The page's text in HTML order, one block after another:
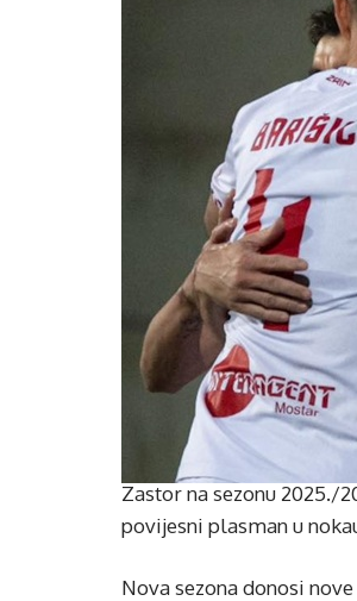
Zastor na sezonu 2025./
povijesni plasman u
Nova sezona donosi